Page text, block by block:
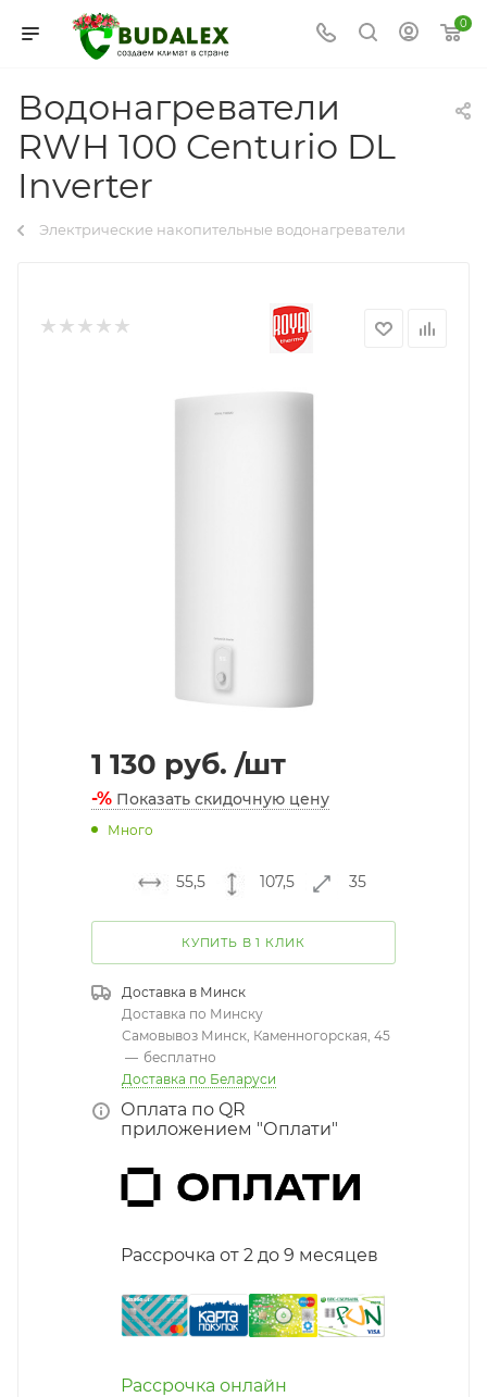
0
Водонагреватели
RWH 100 Centurio DL
Inverter
Электрические накопительные водонагреватели
1 130 руб. /шт
-% Показать скидочную цену
Много
55,5 107,5 35
КУПИТЬ В 1 КЛИК
Доставка в Минск
Доставка по Минску
Самовывоз Минск, Каменногорская, 45
— бесплатно
Доставка по Беларуси
Оплата по QR
приложением "Оплати"
Рассрочка от 2 до 9 месяцев
Рассрочка онлайн